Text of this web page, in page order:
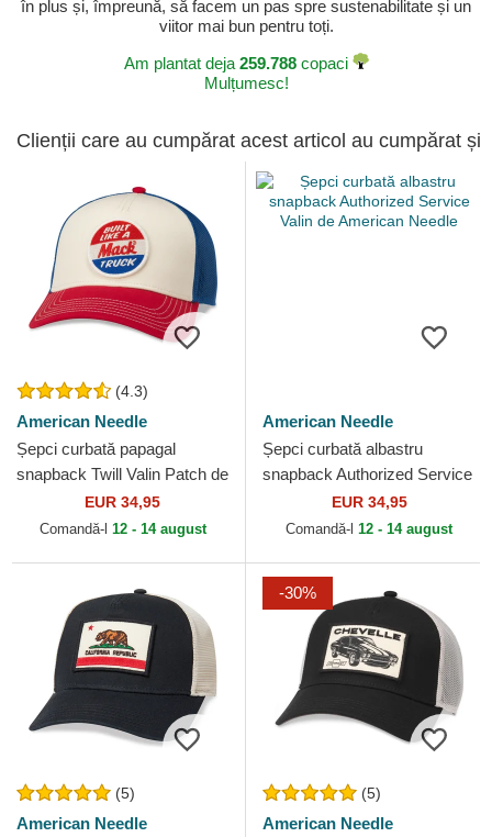
în plus și, împreună, să facem un pas spre sustenabilitate și un
viitor mai bun pentru toți.
Am plantat deja 259.788copaci
Mulțumesc!
Clienții care au cumpărat acest articol au cumpărat și
(4.3)
American Needle
Șepci curbată papagal
snapback Twill Valin Patch de
American Needle
EUR 34,95
Comandă-l 12 - 14 august
American Needle
Șepci curbată albastru
snapback Authorized Service
Valin de American Needle
EUR 34,95
Comandă-l 12 - 14 august
(5)
American Needle
-30%
(5)
American Needle